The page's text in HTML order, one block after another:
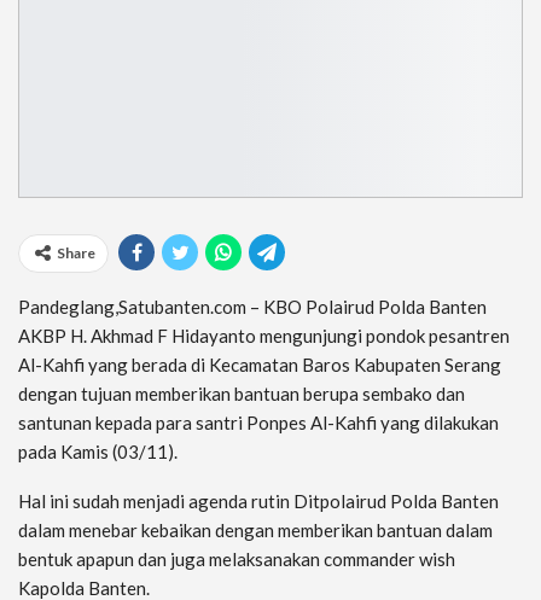
Share
Pandeglang,Satubanten.com – KBO Polairud Polda Banten
AKBP H. Akhmad F Hidayanto mengunjungi pondok pesantren
Al-Kahfi yang berada di Kecamatan Baros Kabupaten Serang
dengan tujuan memberikan bantuan berupa sembako dan
santunan kepada para santri Ponpes Al-Kahfi yang dilakukan
pada Kamis (03/11).
Hal ini sudah menjadi agenda rutin Ditpolairud Polda Banten
dalam menebar kebaikan dengan memberikan bantuan dalam
bentuk apapun dan juga melaksanakan commander wish
Kapolda Banten.